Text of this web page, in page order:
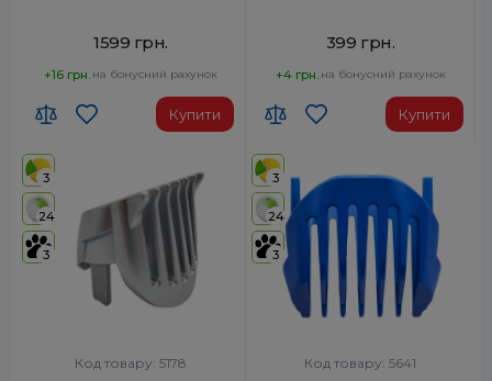
1599 грн.
+16 грн. на бонусний рахунок
Купити
399 грн.
+4 грн. на бонусний рахунок
Купити
3
24
3
Код товару: 5178
3
24
3
Код товару: 5641